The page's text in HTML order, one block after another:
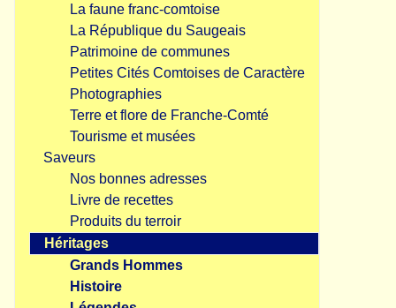
La faune franc-comtoise
La République du Saugeais
Patrimoine de communes
Petites Cités Comtoises de Caractère
Photographies
Terre et flore de Franche-Comté
Tourisme et musées
Saveurs
Nos bonnes adresses
Livre de recettes
Produits du terroir
Héritages
Grands Hommes
Histoire